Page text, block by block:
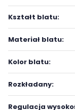
Kształt blatu:
Materiał blatu:
Kolor blatu:
Rozkładany:
Regulacja